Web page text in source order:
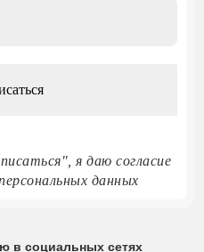
я даю согласие
данных
в социальных сетях